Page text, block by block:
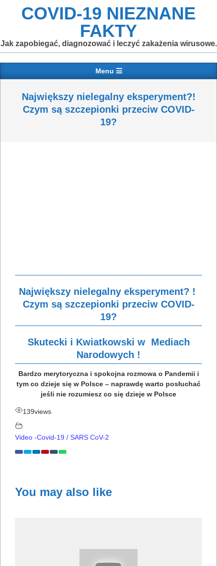
COVID-19 NIEZNANE
FAKTY
Jak zapobiegać, diagnozować i leczyć zakażenia wirusowe.
Navigation
Menu
Największy nielegalny eksperyment?!
Czym są szczepionki przeciw COVID-
19?
Największy nielegalny eksperyment? !
Czym są szczepionki przeciw COVID-
19?
Skutecki i Kwiatkowski w Mediach
Narodowych !
Bardzo merytoryczna i spokojna rozmowa o Pandemii i
tym co dzieje się w Polsce – naprawdę warto posłuchać
jeśli nie rozumiesz co się dzieje w Polsce
139views
Video -Covid-19 / SARS CoV-2
You may also like